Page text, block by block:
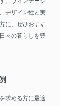
デザイン性と実
に、ぜひおすす
々の暮らしを豊
求める方に最適